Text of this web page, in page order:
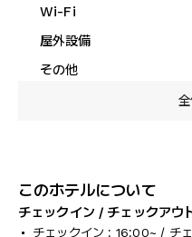
Wi-Fi
屋外設備
その他
このホテルについて
チェックイン / チェックアウ
チェックイン : 16:00~ / チ